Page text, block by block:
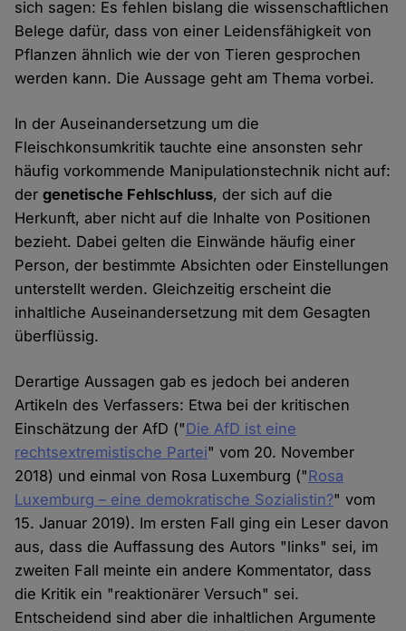
sich sagen: Es fehlen bislang die wissenschaftlichen
Belege dafür, dass von einer Leidensfähigkeit von
Pflanzen ähnlich wie der von Tieren gesprochen
werden kann. Die Aussage geht am Thema vorbei.
In der Auseinandersetzung um die
Fleischkonsumkritik tauchte eine ansonsten sehr
häufig vorkommende Manipulationstechnik nicht auf:
dergenetische Fehlschluss, der sich auf die
Herkunft, aber nicht auf die Inhalte von Positionen
bezieht. Dabei gelten die Einwände häufig einer
Person, der bestimmte Absichten oder Einstellungen
unterstellt werden. Gleichzeitig erscheint die
inhaltliche Auseinandersetzung mit dem Gesagten
überflüssig.
Derartige Aussagen gab es jedoch bei anderen
Artikeln des Verfassers: Etwa bei der kritischen
Einschätzung der AfD ("Die AfD ist eine
rechtsextremistische Partei" vom 20. November
2018) und einmal von Rosa Luxemburg ("Rosa
Luxemburg – eine demokratische Sozialistin?" vom
15. Januar 2019). Im ersten Fall ging ein Leser davon
aus, dass die Auffassung des Autors "links" sei, im
zweiten Fall meinte ein andere Kommentator, dass
die Kritik ein "reaktionärer Versuch" sei.
Entscheidend sind aber die inhaltlichen Argumente